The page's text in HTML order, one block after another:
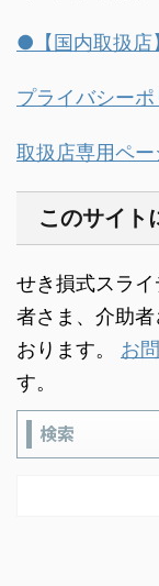
●【国内取扱店
プライバシー
取扱店専用ペー
このサイト
せき損式スラ
者さま、介助
おります。 お
す。
検索